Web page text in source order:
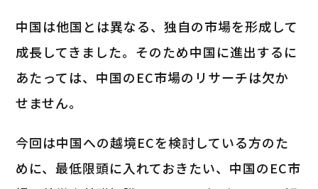
中国は他国とは異なる、独自の市場を形成して
成長してきました。そのため中国に進出するに
あたっては、中国のEC市場のリサーチは欠か
せません。
今回は中国への越境ECを検討している方のた
めに、最低限頭に入れておきたい、中国のEC市